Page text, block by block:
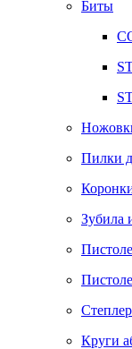
Биты
Пилки
Зубила
Круги